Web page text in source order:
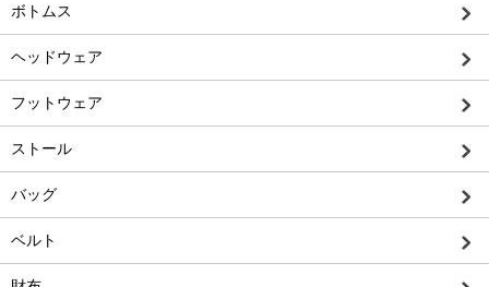
ボトムス
ヘッドウェア
フットウェア
ストール
バッグ
ベルト